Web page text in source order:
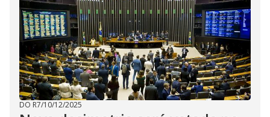
DO R7/10/12/2025